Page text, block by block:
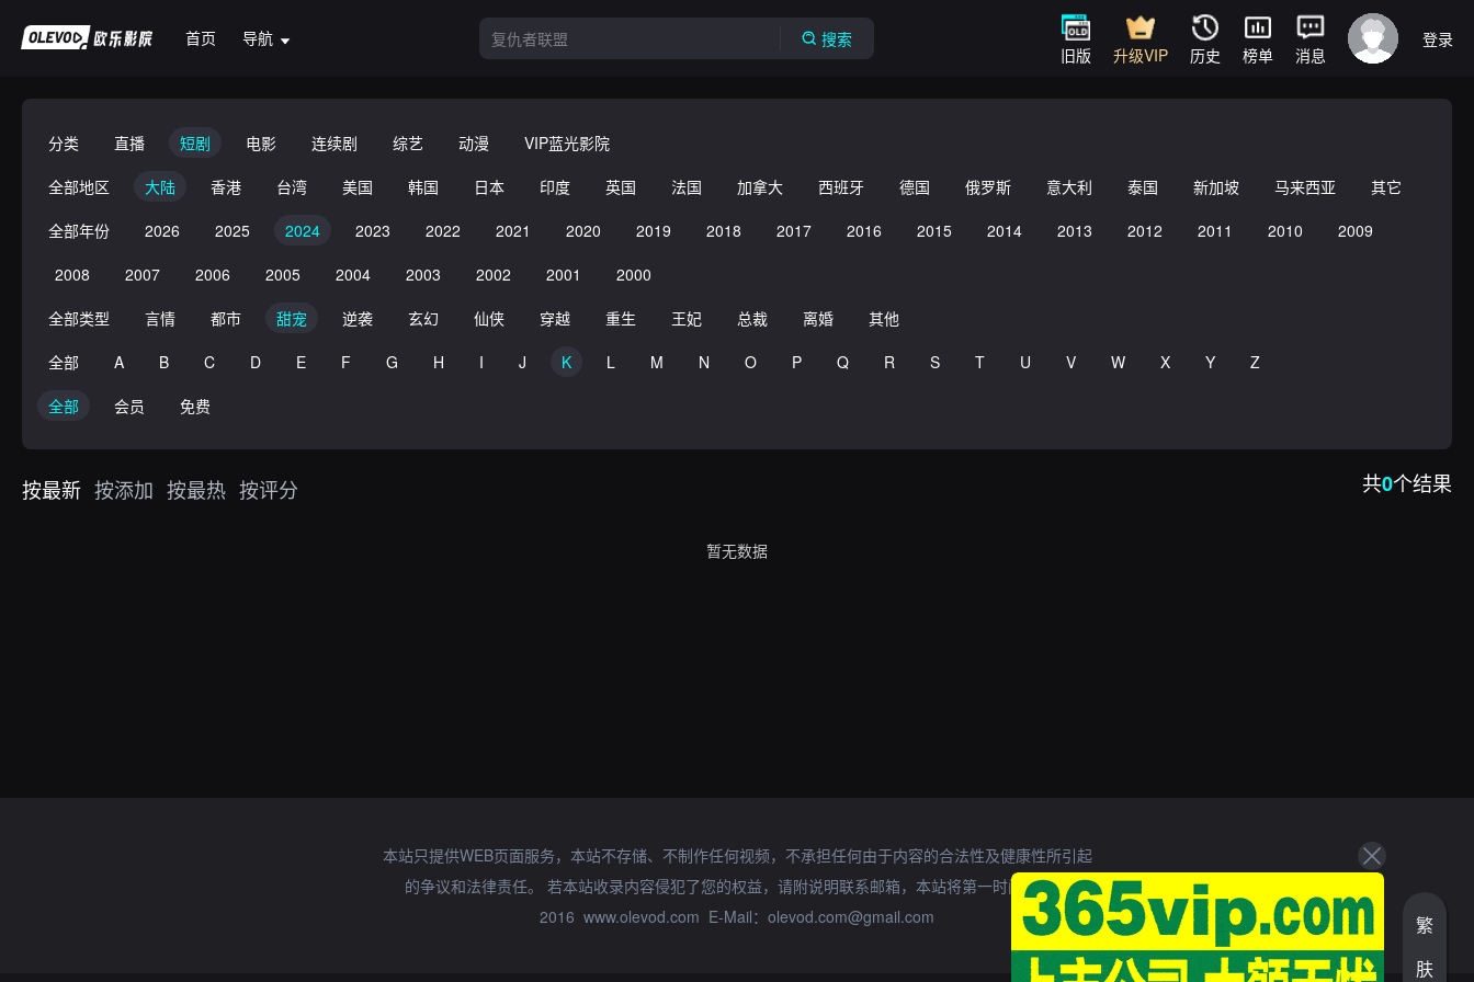
首页 导航 搜索
旧版 升级VIP 历史 榜单 消息
登录
分类 直播 短剧 电影 连续剧 综艺 动漫
VIP蓝光影院
全部地区
大陆 香港 台湾 美国 韩国 日本 印度 英国 法国 加拿大 西班牙 德国 俄罗斯 意大利 泰国 新加坡 马来西亚
其它
全部年份
2026 2025 2024 2023 2022 2021 2020 2019 2018 2017 2016 2015 2014 2013 2012 2011 2010
2009
2008
2007 2006 2005 2004 2003 2002 2001
2000
全部类型
言情 都市 甜宠 逆袭 玄幻 仙侠 穿越 重生 王妃 总裁 离婚
其他
全部
A B C D E F G H I J K L M N O P Q R S T U V W X Y
Z
全部
会员 免费
按最新 按添加 按最热 按评分 共0个结果
暂无数据
本站只提供WEB页面服务，本站不存储、不制作任何视频，不承担任何由于内容的合法性及健康性所引起
的争议和法律责任。 若本站收录内容侵犯了您的权益，请附说明联系邮箱，本站将第一时间处理。
2016 www.olevod.com E-Mail：olevod.com@gmail.com
繁
肤